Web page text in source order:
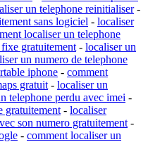
un telephone reinitialiser-
sans logiciel - localiser
localiser un telephone
gratuitement - localiser un
un numero de telephone
iphone - comment
gratuit - localiser un
telephone perdu avec imei -
gratuitement - localiser
son numero gratuitement -
- comment localiser un